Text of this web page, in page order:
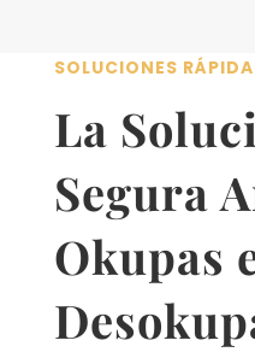
SOLUCIONES
La
Segura
Okupas